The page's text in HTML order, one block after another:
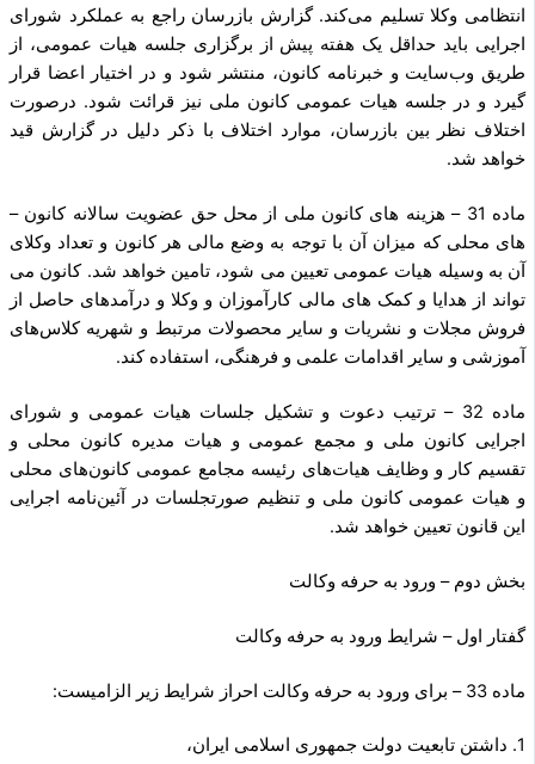
انتظامی وکلا تسلیم می‌کند. گزارش بازرسان راجع به عملکرد شورای
اجرایی باید حداقل یک هفته پیش از برگزاری جلسه هیات عمومی، از
طریق وب‌سایت و خبرنامه کانون، منتشر شود و در اختیار اعضا قرار
گیرد و در جلسه هیات عمومی کانون ملی نیز قرائت شود. درصورت
اختلاف نظر بین بازرسان، موارد اختلاف با ذکر دلیل در گزارش قید
خواهد شد.
ماده 31 – هزینه های کانون ملی از محل حق عضویت سالانه کانون –
های محلی که میزان آن با توجه به وضع مالی هر کانون و تعداد وکلای
آن به وسیله هیات عمومی تعیین می شود، تامین خواهد شد. کانون می
تواند از هدایا و کمک های مالی کارآموزان و وکلا و درآمدهای حاصل از
فروش مجلات و نشریات و سایر محصولات مرتبط و شهریه کلاس‌های
آموزشی و سایر اقدامات علمی و فرهنگی، استفاده کند.
ماده 32 – ترتیب دعوت و تشکیل جلسات هیات عمومی و شورای
اجرایی کانون ملی و مجمع عمومی و هیات مدیره کانون محلی و
تقسیم کار و وظایف هیات‌های رئیسه مجامع عمومی کانون‌های محلی
و هیات عمومی کانون ملی و تنظیم صورتجلسات در آئین‌نامه اجرایی
این قانون تعیین خواهد شد.
بخش دوم – ورود به حرفه وکالت
گفتار اول – شرایط ورود به حرفه وکالت
ماده 33 – برای ورود به حرفه وکالت احراز شرایط زیر الزامیست:
1. داشتن تابعیت دولت جمهوری اسلامی ایران،